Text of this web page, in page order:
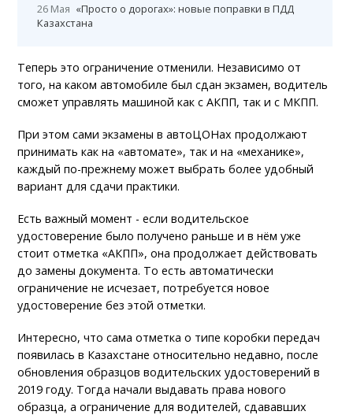
26 Мая «Просто о дорогах»: новые поправки в ПДД
Казахстана
Теперь это ограничение отменили. Независимо от
того, на каком автомобиле был сдан экзамен, водитель
сможет управлять машиной как с АКПП, так и с МКПП.
При этом сами экзамены в автоЦОНах продолжают
принимать как на «автомате», так и на «механике»,
каждый по-прежнему может выбрать более удобный
вариант для сдачи практики.
Есть важный момент - если водительское
удостоверение было получено раньше и в нём уже
стоит отметка «АКПП», она продолжает действовать
до замены документа. То есть автоматически
ограничение не исчезает, потребуется новое
удостоверение без этой отметки.
Интересно, что сама отметка о типе коробки передач
появилась в Казахстане относительно недавно, после
обновления образцов водительских удостоверений в
2019 году. Тогда начали выдавать права нового
образца, а ограничение для водителей, сдававших